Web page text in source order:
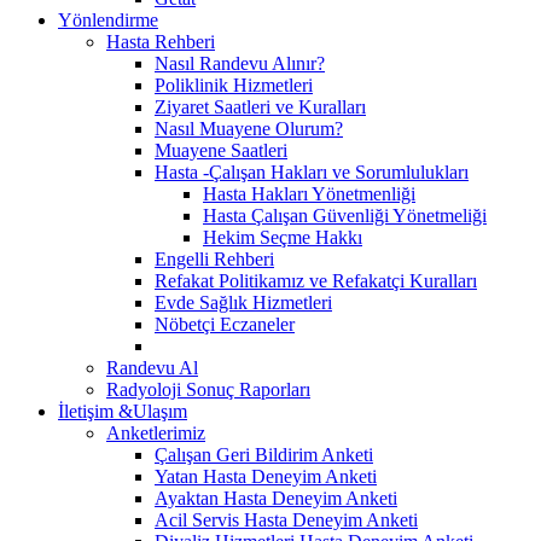
Yönlendirme
Hasta Rehberi
Nasıl Randevu Alınır?
Poliklinik Hizmetleri
Ziyaret Saatleri ve Kuralları
Nasıl Muayene Olurum?
Muayene Saatleri
Hasta -Çalışan Hakları ve Sorumlulukları
Hasta Hakları Yönetmenliği
Hasta Çalışan Güvenliği Yönetmeliği
Hekim Seçme Hakkı
Engelli Rehberi
Refakat Politikamız ve Refakatçi Kuralları
Evde Sağlık Hizmetleri
Nöbetçi Eczaneler
Randevu Al
Radyoloji Sonuç Raporları
İletişim &Ulaşım
Anketlerimiz
Çalışan Geri Bildirim Anketi
Yatan Hasta Deneyim Anketi
Ayaktan Hasta Deneyim Anketi
Acil Servis Hasta Deneyim Anketi